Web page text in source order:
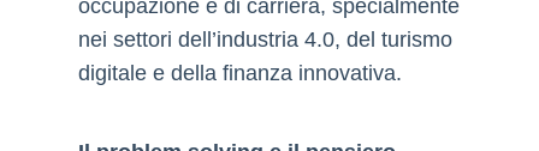
occupazione e di carriera, specialmente
nei settori dell’industria 4.0, del turismo
digitale e della finanza innovativa.